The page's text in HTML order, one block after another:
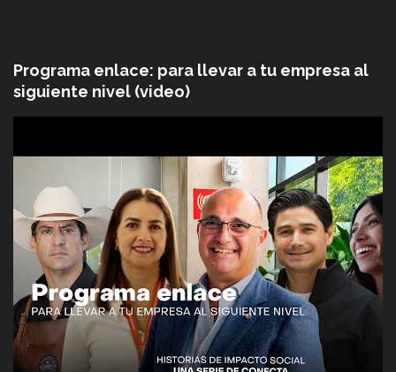
Programa enlace: para llevar a tu empresa al
siguiente nivel (video)